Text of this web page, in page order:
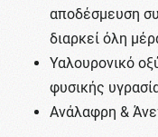
αποδέσμευση
διαρκεί όλη
Υαλουρονικό
φυσικής
Ανάλαφρη &